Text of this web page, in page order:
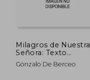
Milagros de Nuestra
Señora: Texto
Adaptado al
Castellano Moderno
Gonzalo De Berceo